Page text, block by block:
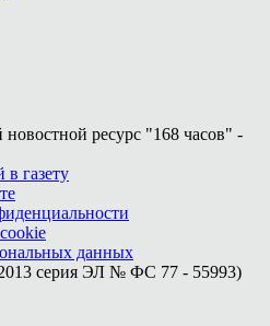
ресурс "168 часов" -
газету
данных
серия ЭЛ № ФС 77 - 55993)